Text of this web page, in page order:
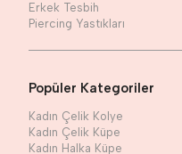
Erkek Tesbih
Piercing Yastıkları
Popüler Kategoriler
Kadın Çelik Kolye
Kadın Çelik Küpe
Kadın Halka Küpe